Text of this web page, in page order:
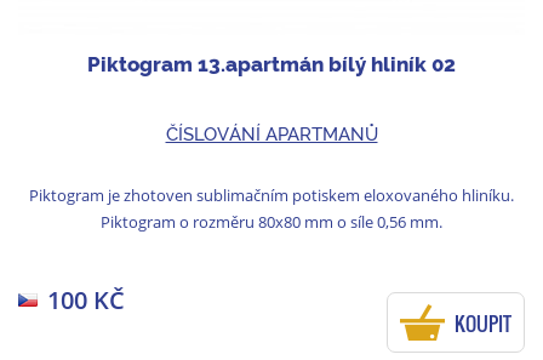
Piktogram 13.apartmán bílý hliník 02
ČÍSLOVÁNÍ APARTMANŮ
Piktogram je zhotoven sublimačním potiskem eloxovaného hliníku.
Piktogram o rozměru 80x80 mm o síle 0,56 mm.
100 KČ
KOUPIT